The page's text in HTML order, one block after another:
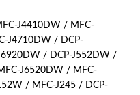
J4410DW / MFC-
J4710DW / DCP-
/ DCP-J552DW /
J6520DW / MFC-
/ MFC-J245 / DCP-